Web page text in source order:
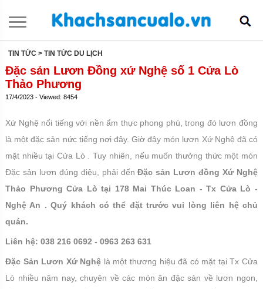
TIN TỨC > TIN TỨC DU LỊCH
Đặc sản Lươn Đồng xứ Nghệ số 1 Cửa Lò
Thảo Phương
17/4/2023 - Viewed: 8454
Xứ Nghệ nổi tiếng với nền ẩm thực phong phú, trong đó lươn đồng
là một đặc sản nức tiếng nơi đây. Giờ đây món lươn Xứ Nghệ đã có
mặt nhiều tại Cửa Lò . Tuy nhiên, nếu muốn thưởng thức một món
Đặc sản lươn đúng điệu, phải đếnĐặc sản Lươn đồng Xứ Nghệ
Thảo Phương Cửa Lò tại 178 Mai Thúc Loan - Tx Cửa Lò -
Nghệ An . Quý khách có thể đặt trước vui lòng liên hệ chủ
quán.
Liên hệ: 038 216 0692 - 0963 263 631
Đặc Sản Lươn Xứ Nghệ là một thương hiệu đã có mặt tại Tx Cửa
Lò nhiều năm nay, chuyên về các món ăn đặc sản về lươn ngon,